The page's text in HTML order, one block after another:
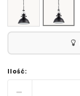
Ilość: